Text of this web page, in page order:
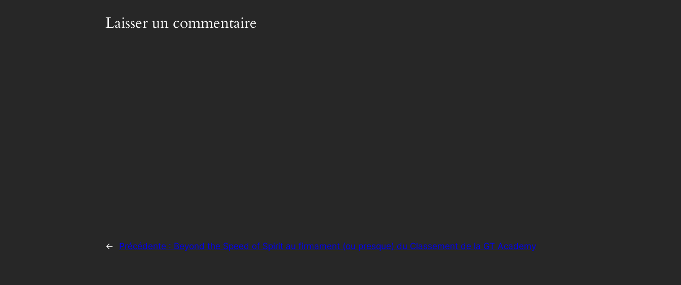
Laisser un commentaire
← Précédente : Beyond the Speed of Spirit au firmament (ou presque) du Classement de la GT Academy